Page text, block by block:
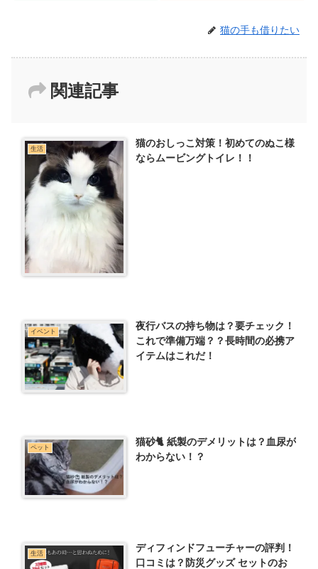
猫の手も借りたい
関連記事
生活
猫のおしっこ対策！初めてのぬこ様
ならムービングトイレ！！
イベント
夜行バスの持ち物は？要チェック！
これで準備万端？？長時間の必携ア
イテムはこれだ！
ペット
猫砂🐈 紙製のデメリットは？血尿が
わからない！？
生活
ディフィンドフューチャーの評判！
口コミは？防災グッズ セットのお